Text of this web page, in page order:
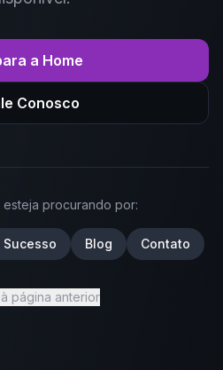
a Home
Conosco
procurando por:
Sucesso Blog Contato
página anterior